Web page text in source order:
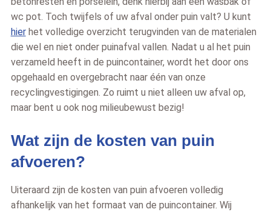
wc pot. Toch twijfels of uw afval onder puin valt? U kunt
hierhet volledige overzicht terugvinden van de materialen
die wel en niet onder puinafval vallen. Nadat u al het puin
verzameld heeft in de puincontainer, wordt het door ons
opgehaald en overgebracht naar één van onze
recyclingvestigingen. Zo ruimt u niet alleen uw afval op,
maar bent u ook nog milieubewust bezig!
Wat zijn de kosten van puin
afvoeren?
Uiteraard zijn de kosten van puin afvoeren volledig
afhankelijk van het formaat van de puincontainer. Wij